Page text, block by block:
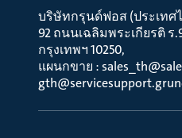
บริษัทกรุนด์ฟอส (ประเทศ
92 ถนนเฉลิมพระเกียรติ ร
กรุงเทพฯ 10250
แผนกขาย :